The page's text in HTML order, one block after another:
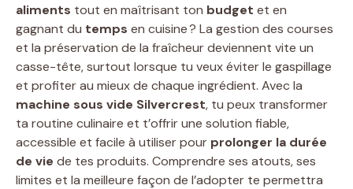
aliments tout en maîtrisant ton budget et en
gagnant du temps en cuisine ? La gestion des courses
et la préservation de la fraîcheur deviennent vite un
casse-tête, surtout lorsque tu veux éviter le gaspillage
et profiter au mieux de chaque ingrédient. Avec la
machine sous vide Silvercrest, tu peux transformer
ta routine culinaire et t’offrir une solution fiable,
accessible et facile à utiliser pour prolonger la durée
de vie de tes produits. Comprendre ses atouts, ses
limites et la meilleure façon de l’adopter te permettra